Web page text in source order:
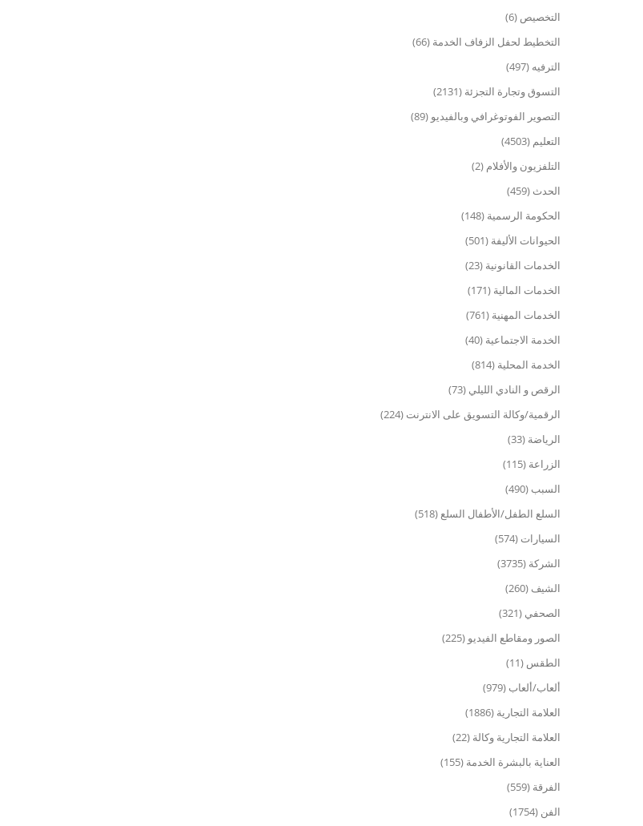
التخصيص (6)
التخطيط لحفل الزفاف الخدمة (66)
الترفيه (497)
التسوق وتجارة التجزئة (2131)
التصوير الفوتوغرافي وبالفيديو (89)
التعليم (4503)
التلفزيون والأفلام (2)
الحدث (459)
الحكومة الرسمية (148)
الحيوانات الأليفة (501)
الخدمات القانونية (23)
الخدمات المالية (171)
الخدمات المهنية (761)
الخدمة الاجتماعية (40)
الخدمة المحلية (814)
الرقص و النادي الليلي (73)
الرقمية/وكالة التسويق على الانترنت (224)
الرياضة (33)
الزراعة (115)
السبب (490)
السلع الطفل/الأطفال السلع (518)
السيارات (574)
الشركة (3735)
الشيف (260)
الصحفي (321)
الصور ومقاطع الفيديو (225)
الطقس (11)
ألعاب/ألعاب (979)
العلامة التجارية (1886)
العلامة التجارية وكالة (22)
العناية بالبشرة الخدمة (155)
الفرقة (559)
الفن (1754)